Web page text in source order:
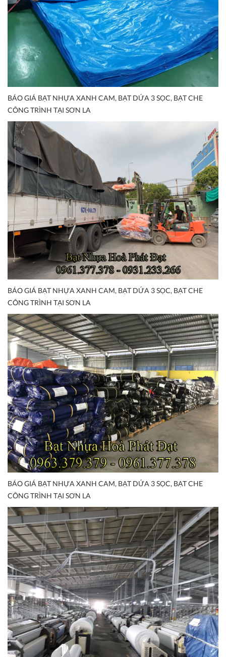
BÁO GIÁ BẠT NHỰA XANH CAM, BẠT DỨA 3 SỌC, BẠT CHE
CÔNG TRÌNH TẠI SƠN LA
BÁO GIÁ BẠT NHỰA XANH CAM, BẠT DỨA 3 SỌC, BẠT CHE
CÔNG TRÌNH TẠI SƠN LA
BÁO GIÁ BẠT NHỰA XANH CAM, BẠT DỨA 3 SỌC, BẠT CHE
CÔNG TRÌNH TẠI SƠN LA